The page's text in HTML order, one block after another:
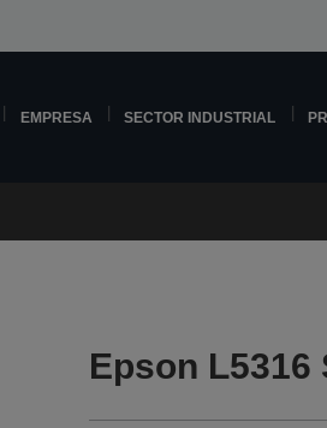
EMPRESA SECTOR INDUSTRIAL
Epson L5316